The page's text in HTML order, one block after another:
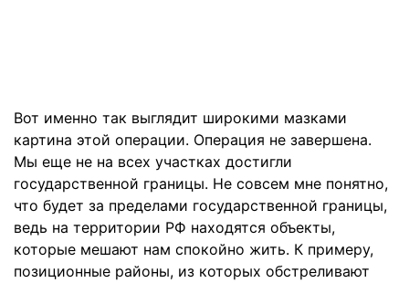
Вот именно так выглядит широкими мазками
картина этой операции. Операция не завершена.
Мы еще не на всех участках достигли
государственной границы. Не совсем мне понятно,
что будет за пределами государственной границы,
ведь на территории РФ находятся объекты,
которые мешают нам спокойно жить. К примеру,
позиционные районы, из которых обстреливают